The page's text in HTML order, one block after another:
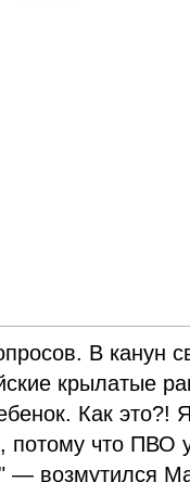
В канун
крылатые
Как
что ПВО
— возмутился